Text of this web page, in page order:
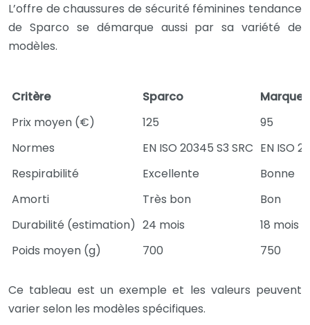
L’offre de chaussures de sécurité féminines tendance
de Sparco se démarque aussi par sa variété de
modèles.
Critère Sparco
Marque
Prix moyen (€)
125
95
Normes
EN ISO 20345 S3 SRC EN ISO
Respirabilité
Excellente
Bonne
Amorti
Très bon
Bon
Durabilité (estimation) 24 mois
18 mois
Poids moyen (g)
700 750
Ce tableau est un exemple et les valeurs peuvent
varier selon les modèles spécifiques.